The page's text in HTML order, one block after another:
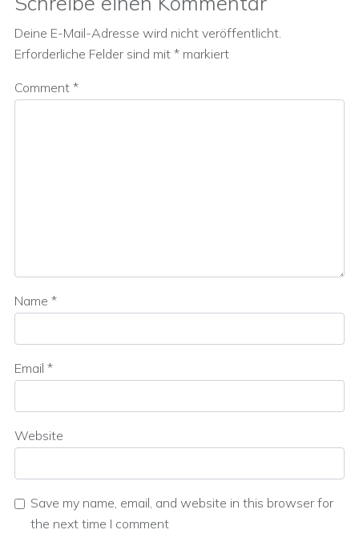
Deine E-Mail-Adresse wird nicht veröffentlicht.
Erforderliche Felder sind mit * markiert
Comment *
Name *
Email *
Website
Save my name, email, and website in this browser for
the next time I comment